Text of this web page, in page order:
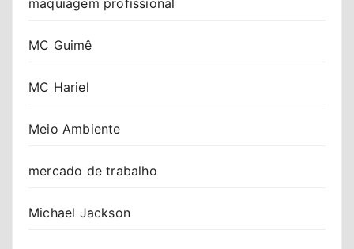
maquiagem profissional
MC Guimê
MC Hariel
Meio Ambiente
mercado de trabalho
Michael Jackson